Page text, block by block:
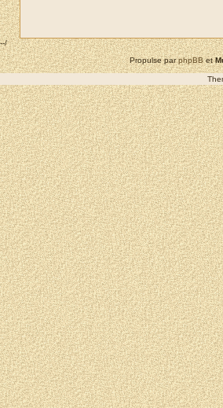
--/
Propulse parphpBBet